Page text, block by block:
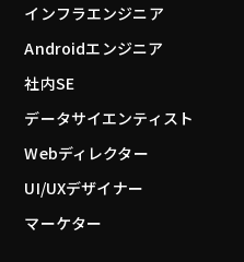
インフラエンジニア
Androidエンジニア
社内SE
データサイエンティスト
Webディレクター
UI/UXデザイナー
マーケター